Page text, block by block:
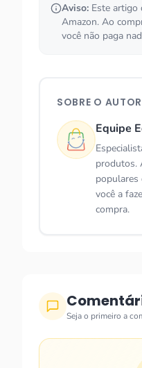
Aviso: Este artigo
Amazon. Ao
você não paga
SOBRE O AUTOR
Equipe
produtos.
populares
você a
compra.
Seja o primeiro a